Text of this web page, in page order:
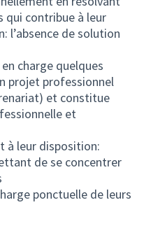
qui contribue à leur
l’absence de solution
charge quelques
projet professionnel
et constitue
et
à leur disposition:
de se concentrer
ponctuelle de leurs